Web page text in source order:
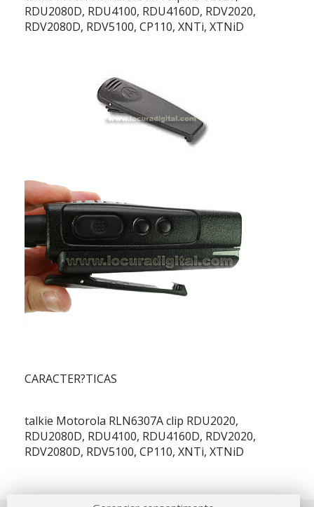
RDU2080D, RDU4100, RDU4160D, RDV2020,
RDV2080D, RDV5100, CP110, XNTi, XTNiD
CARACTER?TICAS
talkie Motorola RLN6307Aclip RDU2020,
RDU2080D, RDU4100, RDU4160D, RDV2020,
RDV2080D, RDV5100, CP110, XNTi, XTNiD